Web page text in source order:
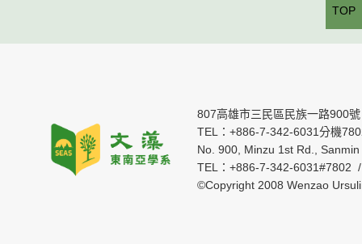
807高雄市三民區民族一路900號
TEL：+886-7-342-6031分機
No. 900, Minzu 1st Rd.,
TEL：+886-7-342-6031#7802
©Copyright 2008 Wenzao
TOP